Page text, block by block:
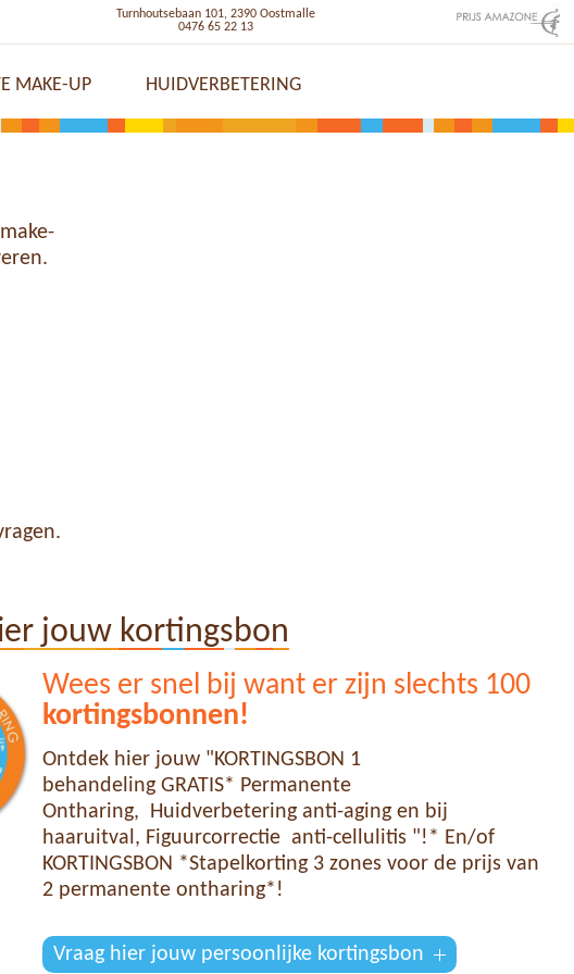
Turnhoutsebaan 101, 2390 Oostmalle
0476 65 22 13
MAKE-UP HUIDVERBETERING
jouw kortingsbon
Wees er snel bij want er zijn slechts 100
kortingsbonnen!
Ontdek hier jouw "KORTINGSBON 1
behandeling GRATIS* Permanente
Ontharing, Huidverbetering anti-aging en bij
haaruitval, Figuurcorrectie anti-cellulitis "!* En/of
KORTINGSBON *Stapelkorting 3 zones voor de prijs van
2 permanente ontharing*!
Vraag hier jouw persoonlijke kortingsbon